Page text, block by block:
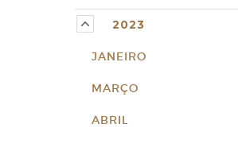
2023
JANEIRO
MARÇO
ABRIL